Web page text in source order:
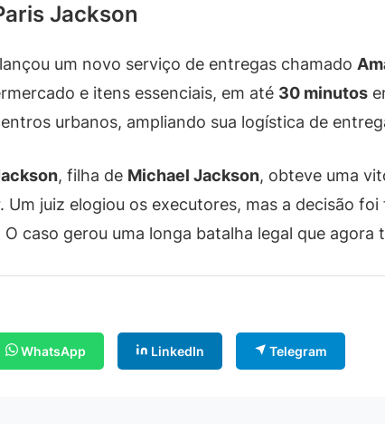
Jackson
lançou um novo serviço de entregas chamado
e itens essenciais, em até 30 minutos
urbanos, ampliando sua logística de
, filha de Michael Jackson, obteve uma
juiz elogiou os executores, mas a decisão
caso gerou uma longa batalha legal que agora
WhatsApp LinkedIn Telegram